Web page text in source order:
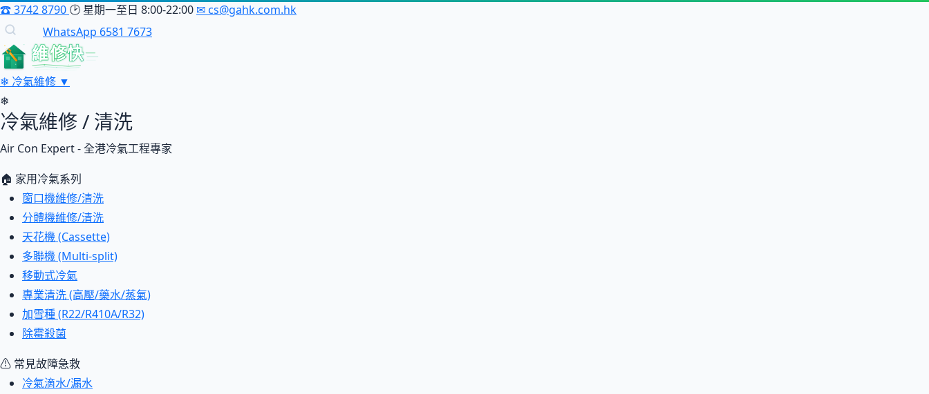
☎3742 8790 🕑 星期一至日 8:00-22:00 ✉cs@gahk.com.hk
WhatsApp 6581 7673
維修快
❄ 冷氣維修 ▼
❄
冷氣維修 / 清洗
Air Con Expert - 全港冷氣工程專家
🏠 家用冷氣系列
窗口機維修/清洗
分體機維修/清洗
天花機 (Cassette)
多聯機 (Multi-split)
移動式冷氣
專業清洗 (高壓/藥水/蒸氣)
加雪種 (R22/R410A/R32)
除霉殺菌
⚠ 常見故障急救
冷氣滴水/漏水